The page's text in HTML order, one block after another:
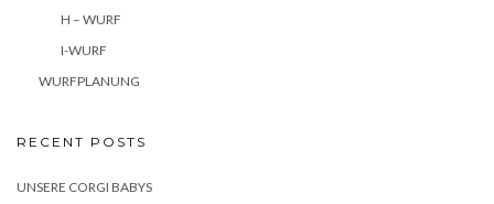
H – WURF
I-WURF
WURFPLANUNG
RECENT POSTS
UNSERE CORGI BABYS